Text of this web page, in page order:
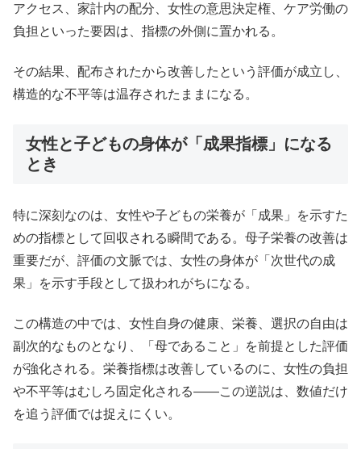
アクセス、家計内の配分、女性の意思決定権、ケア労働の
負担といった要因は、指標の外側に置かれる。
その結果、配布されたから改善したという評価が成立し、
構造的な不平等は温存されたままになる。
女性と子どもの身体が「成果指標」になる
とき
特に深刻なのは、女性や子どもの栄養が「成果」を示すた
めの指標として回収される瞬間である。母子栄養の改善は
重要だが、評価の文脈では、女性の身体が「次世代の成
果」を示す手段として扱われがちになる。
この構造の中では、女性自身の健康、栄養、選択の自由は
副次的なものとなり、「母であること」を前提とした評価
が強化される。栄養指標は改善しているのに、女性の負担
や不平等はむしろ固定化される――この逆説は、数値だけ
を追う評価では捉えにくい。